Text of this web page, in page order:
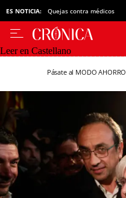
ES NOTICIA: Quejas contra médicos
Leer en Castellano
Pásate al MODO AHORRO